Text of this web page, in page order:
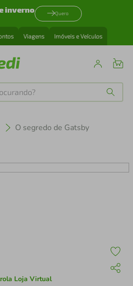
inverno Quero
Viagens Imóveis e Veículos
O segredo de Gatsby
Loja Virtual